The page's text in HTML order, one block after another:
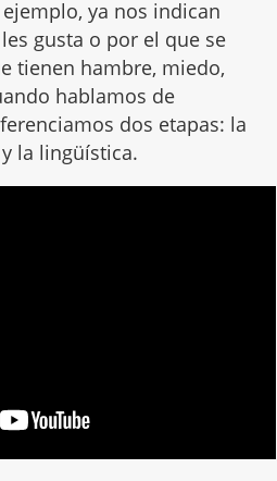
ya nos indican
gusta o por el que se
tienen hambre, miedo,
hablamos de
dos etapas: la
la lingüística.